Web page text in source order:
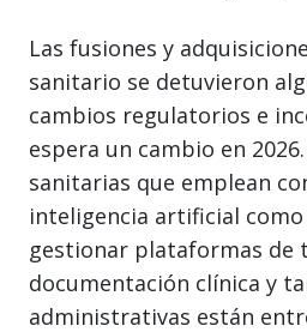
Las fusiones y
sanitario se detuvieron
cambios regulatorios e
espera un cambio en
sanitarias que emplean
inteligencia artificial
gestionar plataformas de
documentación clínica y
administrativas están